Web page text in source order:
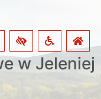
w Jeleniej